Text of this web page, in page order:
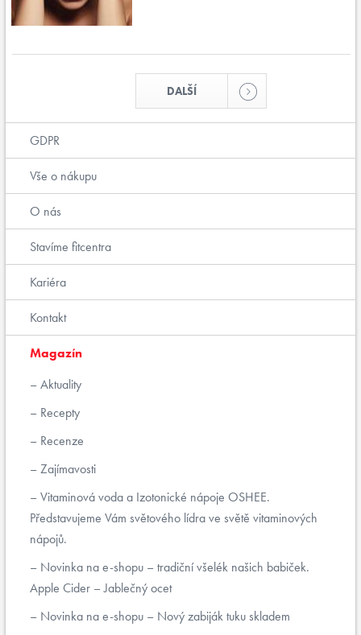
DALŠÍ
GDPR
Vše o nákupu
O nás
Stavíme fitcentra
Kariéra
Kontakt
Magazín
Aktuality
Recepty
Recenze
Zajímavosti
Vitaminová voda a Izotonické nápoje OSHEE.
Představujeme Vám světového lídra ve světě vitaminových
nápojů.
Novinka na e-shopu – tradiční všelék našich babiček.
Apple Cider – Jablečný ocet
Novinka na e-shopu – Nový zabiják tuku skladem